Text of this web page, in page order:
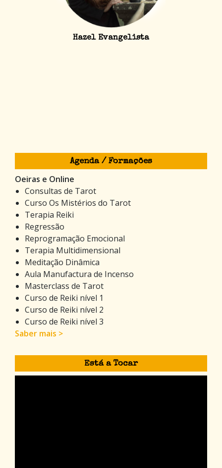
Hazel Evangelista
Agenda / Formações
Oeiras e Online
Consultas de Tarot
Curso Os Mistérios do Tarot
Terapia Reiki
Regressão
Reprogramação Emocional
Terapia Multidimensional
Meditação Dinâmica
Aula Manufactura de Incenso
Masterclass de Tarot
Curso de Reiki nível 1
Curso de Reiki nível 2
Curso de Reiki nível 3
Saber mais >
Está a Tocar